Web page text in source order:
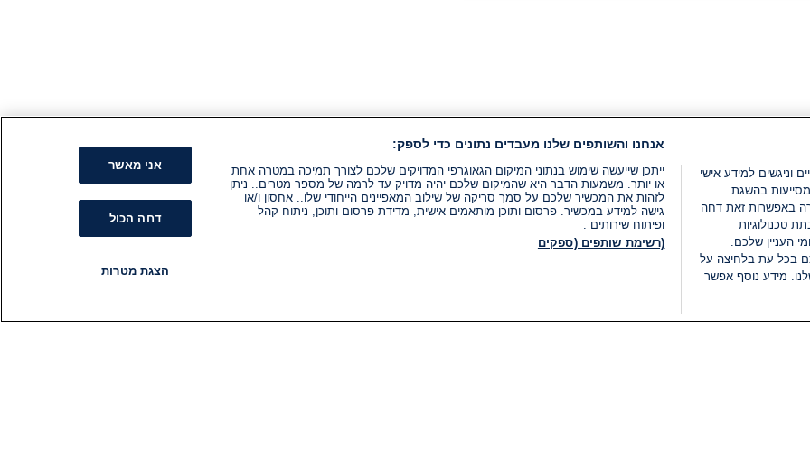
וניגשים למידע אישי
בהשגת
באפשרות זאת דחה
טכנולוגיות
העניין שלכם.
בכל עת בלחיצה על
מידע נוסף אפשר
אנחנו והשותפים שלנו מעבדים נתונים כדי לספק:
ייתכן שייעשה שימוש בנתוני המיקום הגאוגרפי המדויקים שלכם לצורך תמיכה במטרה אחת
או יותר. משמעות הדבר היא שהמיקום שלכם יהיה מדויק עד לרמה של מספר מטרים.. ניתן
לזהות את המכשיר שלכם על סמך סריקה של שילוב המאפיינים הייחודי שלו.. אחסון ו/או
גישה למידע במכשיר. פרסום ותוכן מותאמים אישית, מדידת פרסום ותוכן, ניתוח קהל
ופיתוח שירותים .
(רשימת שותפים (ספקים
אני מאשר
דחה הכול
הצגת מטרות